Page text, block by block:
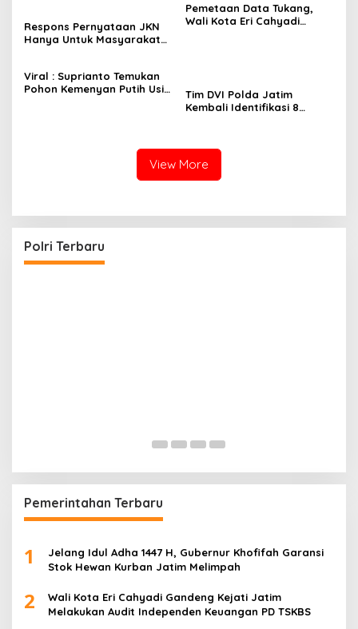
Respons Pernyataan JKN
Hanya Untuk Masyarakat
Konstitusi
Pemetaan Data Tukang,
Wali Kota Eri Cahyadi
Viral : Suprianto Temukan
Pohon Kemenyan Putih Usia
Tim DVI Polda Jatim
Kembali Identifikasi 8
View More
Polri Terbaru
Pemerintahan Terbaru
1
Jelang Idul Adha 1447 H, Gubernur Khofifah Garansi
Stok Hewan Kurban Jatim Melimpah
2
Wali Kota Eri Cahyadi Gandeng Kejati Jatim
Melakukan Audit Independen Keuangan PD TSKBS